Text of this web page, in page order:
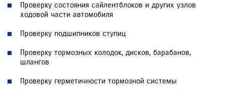
Проверку состояния сайлентблоков и других узлов
ходовой части автомобиля
Проверку подшипников ступиц
Проверку тормозных колодок, дисков, барабанов,
шлангов
Проверку герметичности тормозной системы